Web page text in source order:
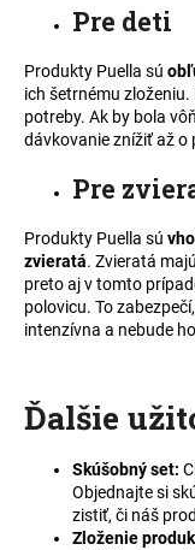
Pre deti
Produkty Puella sú
ich šetrnému
potreby. Ak by bola
dávkovanie znížiť až o
Pre
Produkty Puella sú
zvieratá. Zvieratá
preto aj v tomto
polovicu. To
intenzívna a nebude
Ďalšie
Skúšobný set:
Objednajte si
zistiť, či náš
Zloženie
ť
?
O
o
r